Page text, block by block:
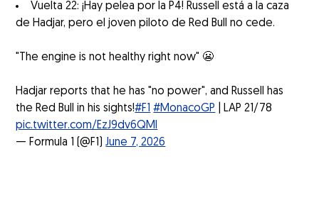
Vuelta 22: ¡Hay pelea por la P4! Russell está a la caza
de Hadjar, pero el joven piloto de Red Bull no cede.
"The engine is not healthy right now" 😬
Hadjar reports that he has "no power", and Russell has
the Red Bull in his sights!#F1 #MonacoGP | LAP 21/78
pic.twitter.com/EzJ9dv6QMl
— Formula 1 (@F1)June 7, 2026